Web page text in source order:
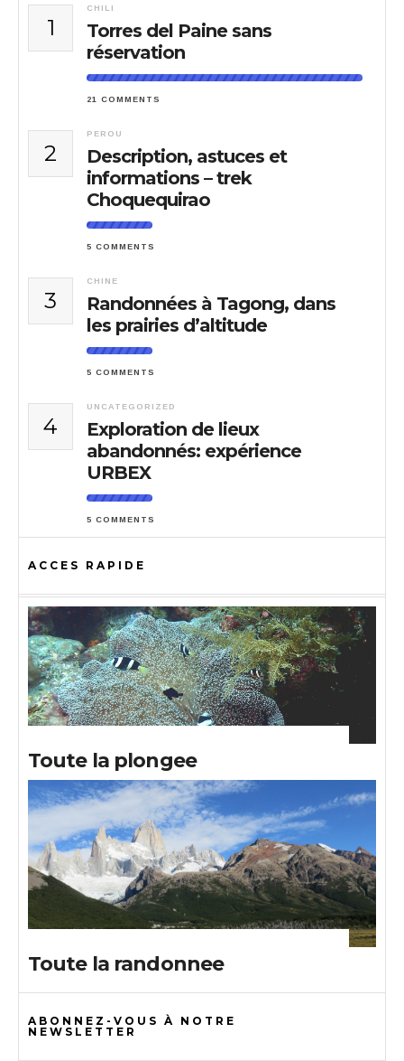
1
CHILI
Torres del Paine sans
réservation
21 COMMENTS
2
PEROU
Description, astuces et
informations – trek
Choquequirao
5 COMMENTS
3
CHINE
Randonnées à Tagong, dans
les prairies d’altitude
5 COMMENTS
4
UNCATEGORIZED
Exploration de lieux
abandonnés: expérience
URBEX
5 COMMENTS
ACCES RAPIDE
Toute la plongee
Toute la randonnee
ABONNEZ-VOUS À NOTRE
NEWSLETTER